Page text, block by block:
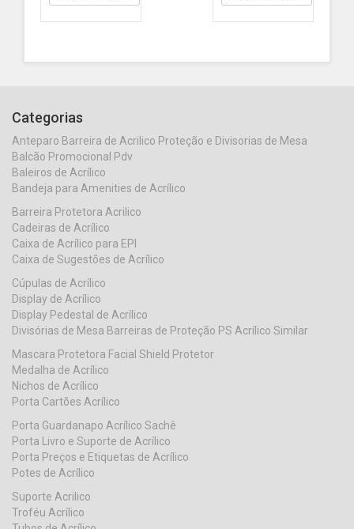
Categorias
Anteparo Barreira de Acrilico Proteção e Divisorias de Mesa
Balcão Promocional Pdv
Baleiros de Acrílico
Bandeja para Amenities de Acrílico
Barreira Protetora Acrilico
Cadeiras de Acrílico
Caixa de Acrílico para EPI
Caixa de Sugestões de Acrílico
Cúpulas de Acrílico
Display de Acrílico
Display Pedestal de Acrílico
Divisórias de Mesa Barreiras de Proteção PS Acrílico Similar
Mascara Protetora Facial Shield Protetor
Medalha de Acrílico
Nichos de Acrílico
Porta Cartões Acrílico
Porta Guardanapo Acrílico Sachê
Porta Livro e Suporte de Acrílico
Porta Preços e Etiquetas de Acrílico
Potes de Acrílico
Suporte Acrilico
Troféu Acrílico